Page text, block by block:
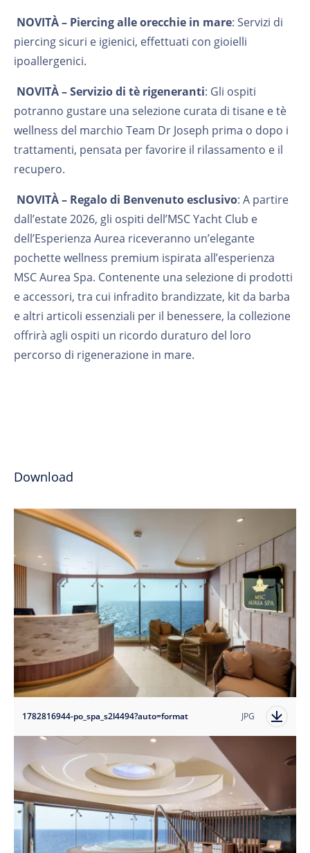
NOVITÀ – Piercing alle orecchie in mare: Servizi di
piercing sicuri e igienici, effettuati con gioielli
ipoallergenici.
NOVITÀ –Servizio di tè rigeneranti: Gli ospiti
potranno gustare una selezione curata di tisane e tè
wellness del marchio Team Dr Joseph prima o dopo i
trattamenti, pensata per favorire il rilassamento e il
recupero.
NOVITÀ – Regalo di Benvenuto esclusivo: A partire
dall’estate 2026, gli ospiti dell’MSC Yacht Club e
dell’Esperienza Aurea riceveranno un’elegante
pochette wellness premium ispirata all’esperienza
MSC Aurea Spa. Contenente una selezione di prodotti
e accessori, tra cui infradito brandizzate, kit da barba
e altri articoli essenziali per il benessere, la collezione
offrirà agli ospiti un ricordo duraturo del loro
percorso di rigenerazione in mare.
Download
1782816944-po_spa_s2l4494?auto=format JPG